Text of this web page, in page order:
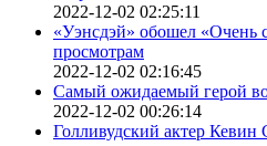
2022-12-02 02:25:11
«Уэнсдэй» обошел «Очень
просмотрам
2022-12-02 02:16:45
Самый ожидаемый герой
2022-12-02 00:26:14
Голливудский актер Кевин